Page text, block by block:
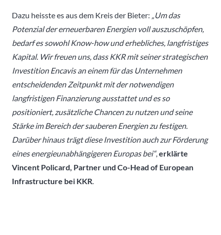
Dazu heisste es aus dem Kreis der Bieter: „Um das
Potenzial der erneuerbaren Energien voll auszuschöpfen,
bedarf es sowohl Know-how und erhebliches, langfristiges
Kapital. Wir freuen uns, dass KKR mit seiner strategischen
Investition Encavis an einem für das Unternehmen
entscheidenden Zeitpunkt mit der notwendigen
langfristigen Finanzierung ausstattet und es so
positioniert, zusätzliche Chancen zu nutzen und seine
Stärke im Bereich der sauberen Energien zu festigen.
Darüber hinaus trägt diese Investition auch zur Förderung
eines energieunabhängigeren Europas bei“,erklärte
Vincent Policard, Partner und Co-Head of European
Infrastructure bei KKR.